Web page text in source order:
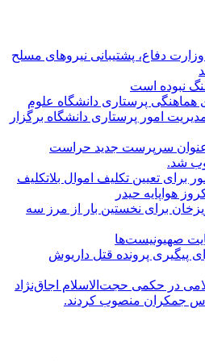
دفاع، پشتیبانی نیرو‌های مسلح
جنگ نبوده است
پرستاری دانشگاه علوم
امور پرستاری دانشگاه برگزار
عنوان سرپرست جدید حراست
شد.
برای تعیین تکلیف اموال بلاتکلیف
هواپایه حیدر
برای نخستین بار از مرز سه
پیگیری پرونده قتل داریوش
در حکمی حجت‌الاسلام اجاق‌نژاد
جمکران منصوب کردند.